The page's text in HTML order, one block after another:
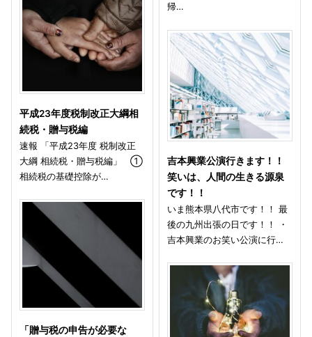
平成23年度税制改正大綱相
続税・贈与税編
速報 「平成23年度 税制改正
大綱 相続税・贈与税編」 ①
相続税の基礎控除が…
「贈与税の申告が必要な
帰…
吉本興業公演行きます！！
笑いは、人間の生きる源泉
です！！
いま熊本県八代市です！！ 最
後の九州出張の日です！！ ・
吉本興業のお笑い公演に行…